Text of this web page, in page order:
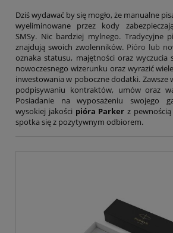
Typograf
UNI-1
Wagraf
Waterman
Dziś wydawać by się mogło, że manualne
wyeliminowane przez kody
SMSy. Nic bardziej mylnego. Tradycyjne
znajdują swoich zwolenników. Pióro lub
oznaka statusu, majętności oraz wyczucia
nowoczesnego wizerunku oraz wyrazić
inwestowania w poboczne dodatki. Zawsze
podpisywaniu kontraktów, umów oraz
Posiadanie na wyposażeniu swojego
wysokiej jakości pióra Parker z
spotka się z pozytywnym odbiorem.